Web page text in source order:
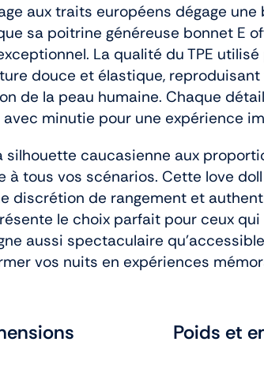
aux traits européens dégage
sa poitrine généreuse bonnet E
La qualité du TPE
douce et élastique,
de la peau humaine. Chaque
minutie pour une expérience
silhouette caucasienne aux
à tous vos scénarios. Cette love
discrétion de rangement et
le choix parfait pour ceux
aussi spectaculaire
vos nuits en expériences
Poids et